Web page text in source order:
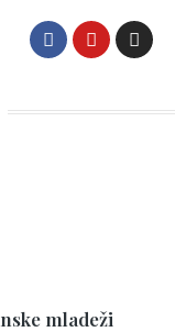
mladeži